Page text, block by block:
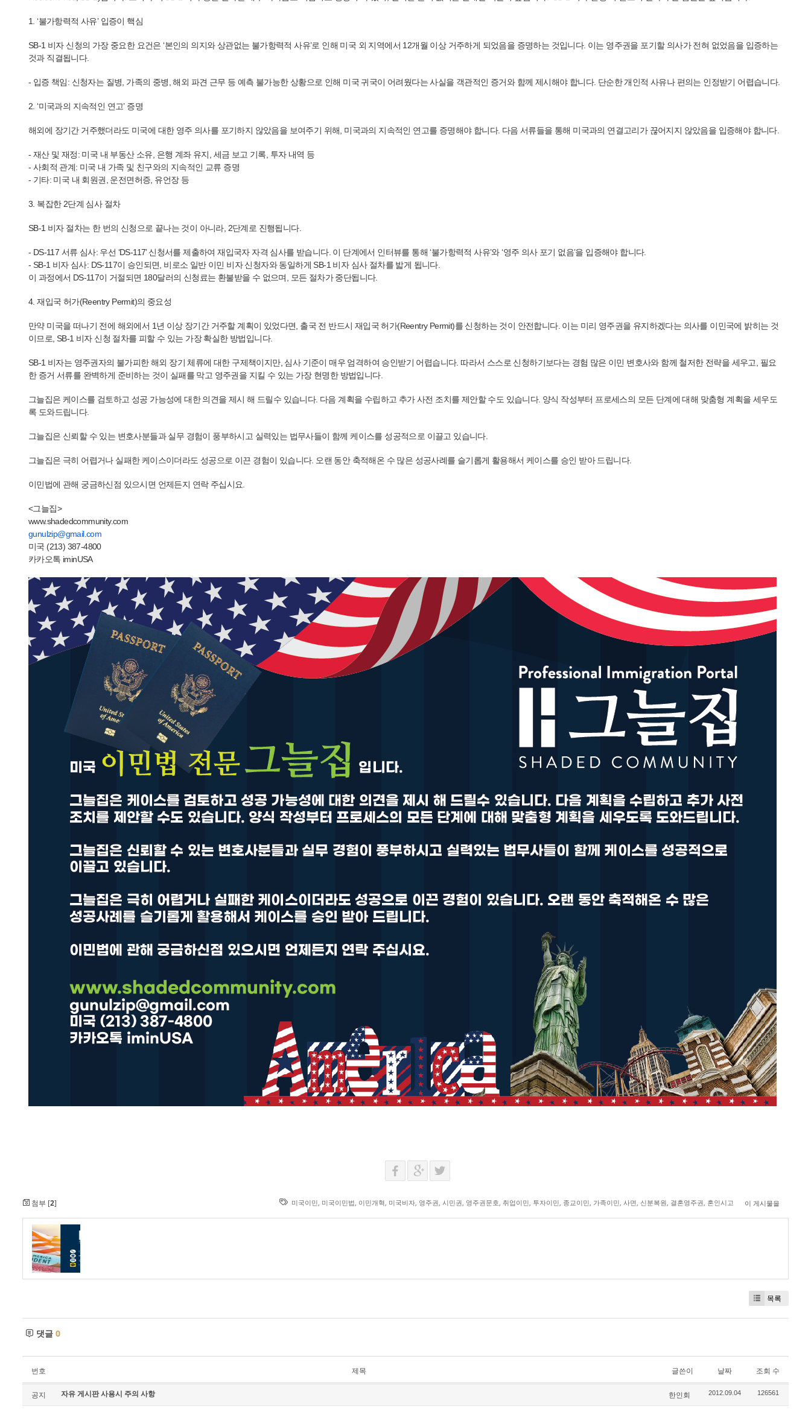
1. ‘불가항력적 사유’ 입증이 핵심
SB-1 비자 신청의 가장 중요한 요건은 ‘본인의 의지와 상관없는 불가항력적 사유’로 인해 미국 외 지역에서 12개월 이상 거주하게 되었음을 증명하는 것입니다. 이는 영주권을 포기할 의사가 전혀 없었음을 입증하는
것과 직결됩니다.
- 입증 책임: 신청자는 질병, 가족의 중병, 해외 파견 근무 등 예측 불가능한 상황으로 인해 미국 귀국이 어려웠다는 사실을 객관적인 증거와 함께 제시해야 합니다. 단순한 개인적 사유나 편의는 인정받기 어렵습니다.
2. ‘미국과의 지속적인 연고’ 증명
해외에 장기간 거주했더라도 미국에 대한 영주 의사를 포기하지 않았음을 보여주기 위해, 미국과의 지속적인 연고를 증명해야 합니다. 다음 서류들을 통해 미국과의 연결고리가 끊어지지 않았음을 입증해야 합니다.
- 재산 및 재정: 미국 내 부동산 소유, 은행 계좌 유지, 세금 보고 기록, 투자 내역 등
- 사회적 관계: 미국 내 가족 및 친구와의 지속적인 교류 증명
- 기타: 미국 내 회원권, 운전면허증, 유언장 등
3. 복잡한 2단계 심사 절차
SB-1 비자 절차는 한 번의 신청으로 끝나는 것이 아니라, 2단계로 진행됩니다.
- DS-117 서류 심사: 우선 ‘DS-117’ 신청서를 제출하여 재입국자 자격 심사를 받습니다. 이 단계에서 인터뷰를 통해 ‘불가항력적 사유’와 ‘영주 의사 포기 없음’을 입증해야 합니다.
- SB-1 비자 심사: DS-117이 승인되면, 비로소 일반 이민 비자 신청자와 동일하게 SB-1 비자 심사 절차를 밟게 됩니다.
이 과정에서 DS-117이 거절되면 180달러의 신청료는 환불받을 수 없으며, 모든 절차가 중단됩니다.
4. 재입국 허가(Reentry Permit)의 중요성
만약 미국을 떠나기 전에 해외에서 1년 이상 장기간 거주할 계획이 있었다면, 출국 전 반드시 재입국 허가(Reentry Permit)를 신청하는 것이 안전합니다. 이는 미리 영주권을 유지하겠다는 의사를 이민국에 밝히는 것
이므로, SB-1 비자 신청 절차를 피할 수 있는 가장 확실한 방법입니다.
SB-1 비자는 영주권자의 불가피한 해외 장기 체류에 대한 구제책이지만, 심사 기준이 매우 엄격하여 승인받기 어렵습니다. 따라서 스스로 신청하기보다는 경험 많은 이민 변호사와 함께 철저한 전략을 세우고, 필요
한 증거 서류를 완벽하게 준비하는 것이 실패를 막고 영주권을 지킬 수 있는 가장 현명한 방법입니다.
그늘집은 케이스를 검토하고 성공 가능성에 대한 의견을 제시 해 드릴수 있습니다. 다음 계획을 수립하고 추가 사전 조치를 제안할 수도 있습니다. 양식 작성부터 프로세스의 모든 단계에 대해 맞춤형 계획을 세우도
록 도와드립니다.
그늘집은 신뢰할 수 있는 변호사분들과 실무 경험이 풍부하시고 실력있는 법무사들이 함께 케이스를 성공적으로 이끌고 있습니다.
그늘집은 극히 어렵거나 실패한 케이스이더라도 성공으로 이끈 경험이 있습니다. 오랜 동안 축적해온 수 많은 성공사례를 슬기롭게 활용해서 케이스를 승인 받아 드립니다.
이민법에 관해 궁금하신점 있으시면 언제든지 연락 주십시요.
<그늘집>
www.shadedcommunity.com
gunulzip@gmail.com
미국 (213) 387-4800
카카오톡 iminUSA
첨부 [2] 미국이민, 미국이민법, 이민개혁, 미국비자, 영주권, 시민권, 영주권문호, 취업이민, 투자이민, 종교이민, 가족이민, 사면, 신분복원, 결혼영주권, 혼인시고 이 게시물을
목록
댓글 0
번호 제목 글쓴이 날짜 조회 수
공지 자유 게시판 사용시 주의 사항 한인회 2012.09.04 126561